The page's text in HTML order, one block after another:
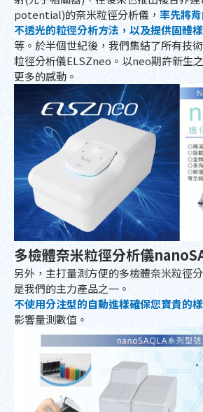
potential)的奈米粒徑分析儀， 率先將
不透光的粒徑分析方法，以及提供固體
等。於半個世紀後，我們集結了所有技
粒徑分析儀ELSZneo。以neo期許新生
更多的感動。
多檢體奈米粒徑分析儀
另外，主打量測方便的多檢體奈米粒徑
是我們的主力產品之一。
不使用分注型的自動進樣確保您寶貴的
影響量測數值。